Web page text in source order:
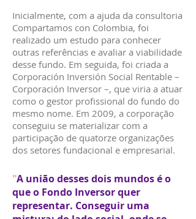
Inicialmente, com a ajuda da consultoria
Compartamos con Colombia, foi
realizado um estudo para conhecer
outras referências e avaliar a viabilidade
desse fundo. Em seguida, foi criada a
Corporación Inversión Social Rentable –
Corporación Inversor –, que viria a atuar
como o gestor profissional do fundo do
mesmo nome. Em 2009, a corporação
conseguiu se materializar com a
participação de quatorze organizações
dos setores fundacional e empresarial.
"A união desses dois mundos é o
que o Fondo Inversor quer
representar. Conseguir uma